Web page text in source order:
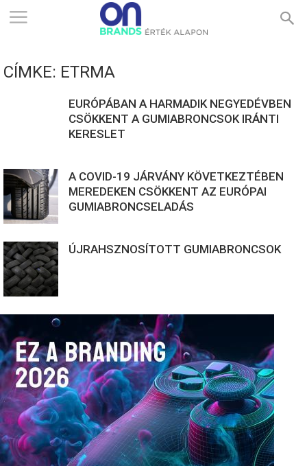
ONBRANDS
ALAPON
CÍMKE: ETRMA
EURÓPÁBAN A HARMADIK NEGYEDÉVBEN
CSÖKKENT A GUMIABRONCSOK IRÁNTI
KERESLET
A COVID-19 JÁRVÁNY KÖVETKEZTÉBEN
MEREDEKEN CSÖKKENT AZ EURÓPAI
GUMIABRONCSELADÁS
ÚJRAHSZNOSÍTOTT GUMIABRONCSOK